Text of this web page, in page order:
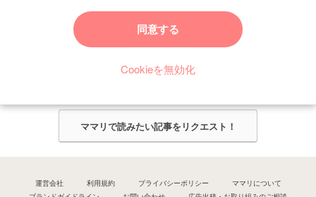
同意する
Cookieを無効化
ママリからのお知らせ
ママリ編集部がみなさんのご意見をもとに記事を作成させていただきま
ママリで読みたい記事をリクエスト！
運営会社 利用規約 プライバシーポリシー
ママリについて